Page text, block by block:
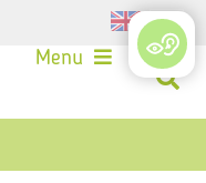
Menu